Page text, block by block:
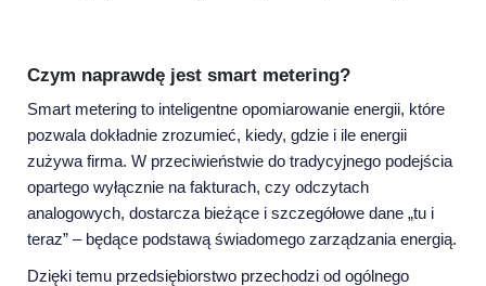
Czym naprawdę jest smart metering?
Smart metering to inteligentne opomiarowanie energii, które
pozwala dokładnie zrozumieć, kiedy, gdzie i ile energii
zużywa firma. W przeciwieństwie do tradycyjnego podejścia
opartego wyłącznie na fakturach, czy odczytach
analogowych, dostarcza bieżące i szczegółowe dane „tu i
teraz” – będące podstawą świadomego zarządzania energią.
Dzięki temu przedsiębiorstwo przechodzi od ogólnego